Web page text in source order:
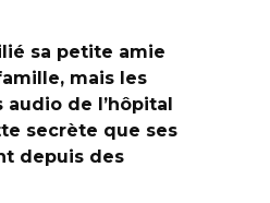
sa petite amie
mais les
de l’hôpital
secrète que ses
depuis des